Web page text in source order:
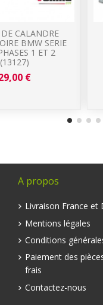
CALANDRE
BMW SERIE
1 ET 2
(13127)
€
A propos
Livraison France et
Mentions légales
Conditions
Paiement des
frais
Contactez-nous